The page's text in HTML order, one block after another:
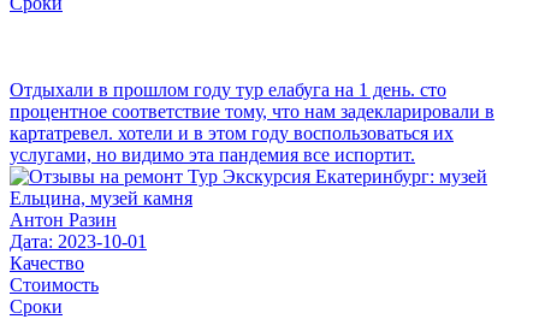
Отдыхали в прошлом году тур елабуга на 1 день. сто
процентное соответствие тому, что нам задекларировали в
картатревел. хотели и в этом году воспользоваться их
услугами, но видимо эта пандемия все испортит.
Антон Разин
Дата: 2023-10-01
Качество
Стоимость
Сроки